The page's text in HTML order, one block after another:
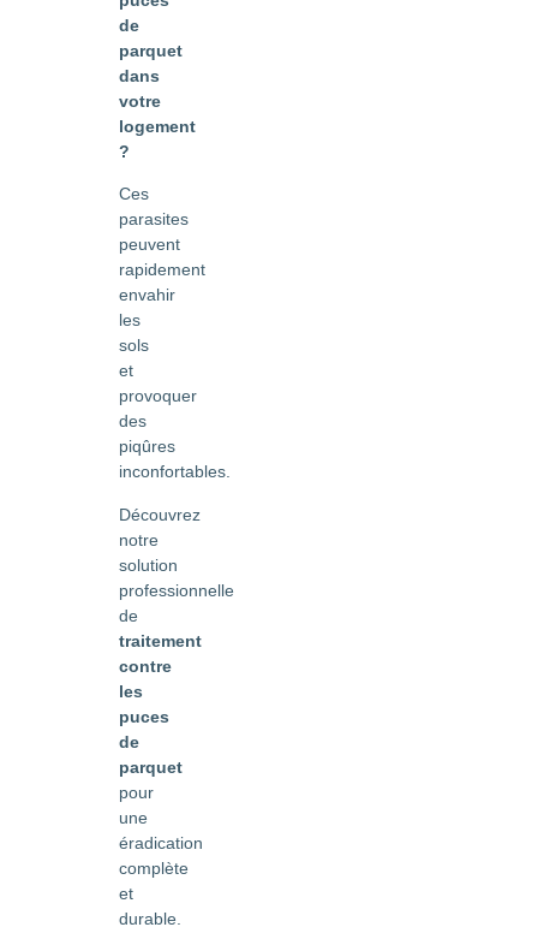
de
parquet
dans
votre
logement
?
Ces
parasites
peuvent
rapidement
envahir
les
sols
et
provoquer
des
piqûres
inconfortables.
Découvrez
notre
solution
professionnelle
de
traitement
contre
les
puces
de
parquet
pour
une
éradication
complète
et
durable.